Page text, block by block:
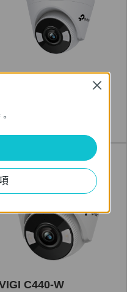
網路監控攝影機
C440-W
Close